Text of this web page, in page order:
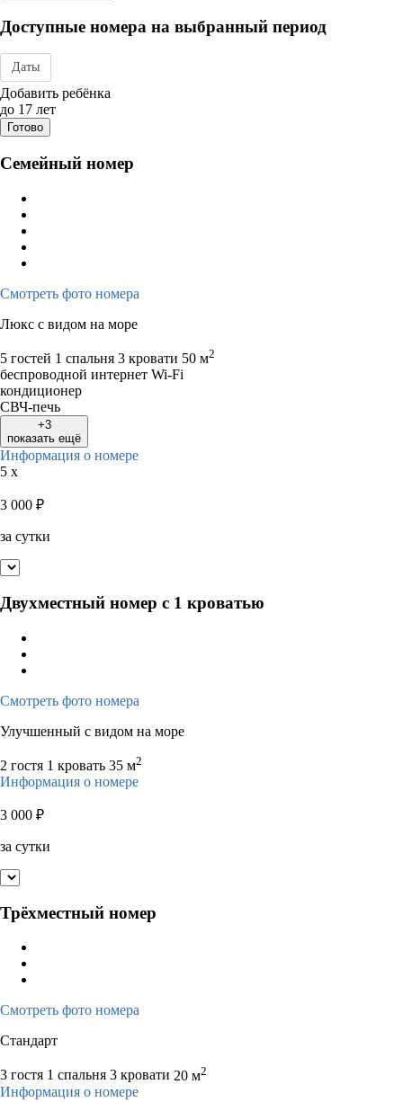
Доступные номера на выбранный период
Даты
Дата заезда - отъезда
Добавить ребёнка
до 17 лет
Готово
Семейный номер
Смотреть фото номера
Люкс с видом на море
5 гостей 1 спальня 3 кровати 50 м2
беспроводной интернет Wi-Fi
кондиционер
СВЧ-печь
+3
показать ещё
Информация о номере
5 x
3 000 ₽
за сутки
Двухместный номер с 1 кроватью
Смотреть фото номера
Улучшенный с видом на море
2 гостя 1 кровать 35 м2
Информация о номере
3 000 ₽
за сутки
Трёхместный номер
Смотреть фото номера
Стандарт
3 гостя 1 спальня 3 кровати 20 м2
Информация о номере